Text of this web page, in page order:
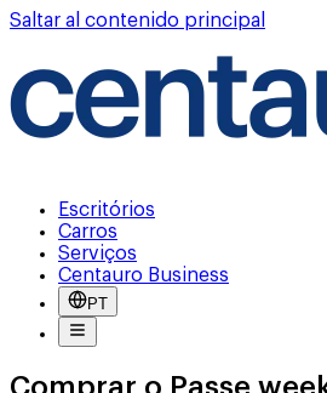
Saltar al contenido principal
Escritórios
Carros
Serviços
Centauro Business
PT
Comprar o Passe